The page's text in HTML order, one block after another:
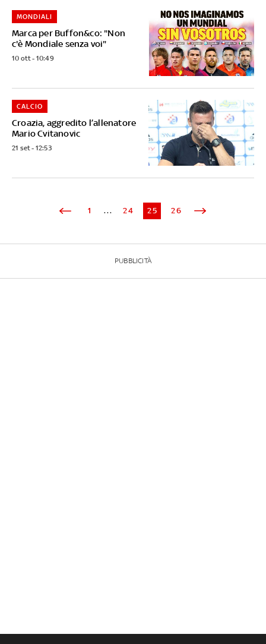
Marca per Buffon&co: "Non
c'è Mondiale senza voi"
MONDIALI
10 ott - 10:49
Croazia, aggredito l’allenatore
Mario Cvitanovic
CALCIO
21 set - 12:53
1 ... 24 25 26
PUBBLICITÀ